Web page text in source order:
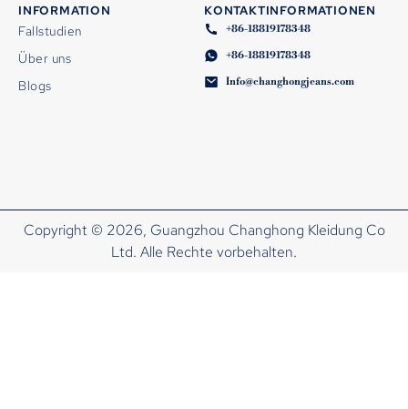
INFORMATION
Fallstudien
Über uns
Blogs
KONTAKTINFORMATIONEN
+86-18819178348
+86-18819178348
Info@changhongjeans.com
Copyright © 2026, Guangzhou Changhong Kleidung Co
Ltd. Alle Rechte vorbehalten.